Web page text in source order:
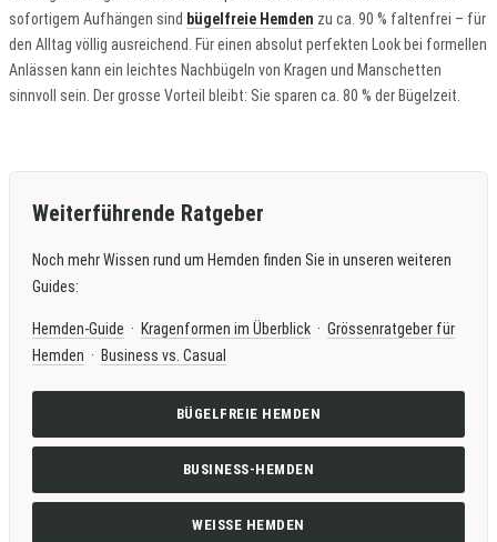
sofortigem Aufhängen sind bügelfreie Hemden zu ca. 90 % faltenfrei – für
den Alltag völlig ausreichend. Für einen absolut perfekten Look bei formellen
Anlässen kann ein leichtes Nachbügeln von Kragen und Manschetten
sinnvoll sein. Der grosse Vorteil bleibt: Sie sparen ca. 80 % der Bügelzeit.
Weiterführende Ratgeber
Noch mehr Wissen rund um Hemden finden Sie in unseren weiteren
Guides:
Hemden-Guide · Kragenformen im Überblick · Grössenratgeber für
Hemden · Business vs. Casual
BÜGELFREIE HEMDEN
BUSINESS-HEMDEN
WEISSE HEMDEN